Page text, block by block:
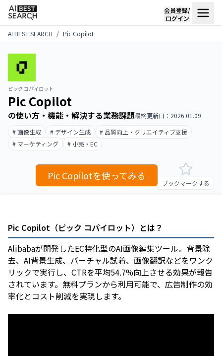
会員登録/
ログイン
AI BEST SEARCH
Pic Copilot
ピック コパイロット
Pic Copilot
の使い方・機能・解決する業務課題最終更新日：2026.01.09
# 画像生成
# デザイン生成
# 品質向上・クリエイティブ支援
# マーケティング
# 小売・EC
ブックマークする
Pic Copilotを使ってみる
Pic Copilot（ピック コパイロット）とは？
Alibabaが開発したEC特化型のAI画像編集ツール。背景除
去、AI背景生成、バーチャル試着、画像翻訳などをワンク
リックで実行し、CTRを平均54.7%向上させる効果が報告
されています。無料プランから利用可能で、広告制作の効
率化とコスト削減を実現します。